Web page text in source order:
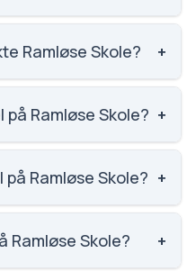
for
Ramløse Skole? +
Telefon: 7249
Gl. Præstevej 2,
Ramløse Skole? +
er 3.8 ud af 5,
Scoren er baseret
Ramløse Skole? +
er 3.6 ud af 5,
Scoren er baseret på
Skole? +